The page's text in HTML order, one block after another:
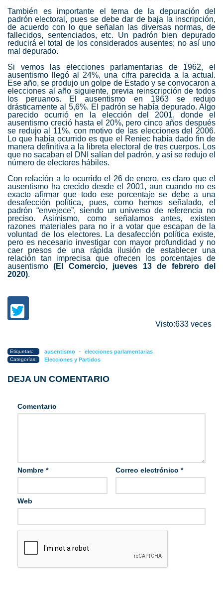
También es importante el tema de la depuración del
padrón electoral, pues se debe dar de baja la inscripción,
de acuerdo con lo que señalan las diversas normas, de
fallecidos, sentenciados, etc. Un padrón bien depurado
reducirá el total de los considerados ausentes; no así uno
mal depurado.
Si vemos las elecciones parlamentarias de 1962, el
ausentismo llegó al 24%, una cifra parecida a la actual.
Ese año, se produjo un golpe de Estado y se convocaron a
elecciones al año siguiente, previa reinscripción de todos
los peruanos. El ausentismo en 1963 se redujo
drásticamente al 5,6%. El padrón se había depurado. Algo
parecido ocurrió en la elección del 2001, donde el
ausentismo creció hasta el 20%, pero cinco años después
se redujo al 11%, con motivo de las elecciones del 2006.
Lo que había ocurrido es que el Reniec había dado fin de
manera definitiva a la libreta electoral de tres cuerpos. Los
que no sacaban el DNI salían del padrón, y así se redujo el
número de electores hábiles.
Con relación a lo ocurrido el 26 de enero, es claro que el
ausentismo ha crecido desde el 2001, aun cuando no es
exacto afirmar que todo ese porcentaje se debe a una
desafección política, pues, como hemos señalado, el
padrón “envejece”, siendo un universo de referencia no
preciso. Asimismo, como señalamos antes, existen
razones materiales para no ir a votar que escapan de la
voluntad de los electores. La desafección política existe,
pero es necesario investigar con mayor profundidad y no
caer presos de una rápida ilusión de establecer una
relación tan imprecisa que ofrecen los porcentajes de
ausentismo(El Comercio, jueves 13 de febrero del
2020).
Visto:633 veces
Etiquetas: ausentismo - elecciones parlamentarias
Categorías: Elecciones y Partidos
DEJA UN COMENTARIO
Comentario
Nombre * Correo electrónico *
Web